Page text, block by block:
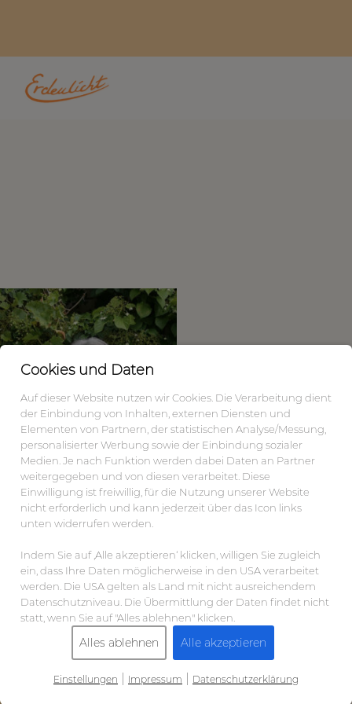
Cookies und Daten
Auf dieser Website nutzen wir Cookies. Die Verarbeitung dient
der Einbindung von Inhalten, externen Diensten und
Elementen von Partnern, der statistischen Analyse/Messung,
personalisierter Werbung sowie der Einbindung sozialer
Medien. Je nach Funktion werden dabei Daten an Partner
weitergegeben und von diesen verarbeitet. Diese
Einwilligung ist freiwillig, für die Nutzung unserer Website
nicht erforderlich und kann jederzeit über das Icon links
unten widerrufen werden.
Indem Sie auf ‚Alle akzeptieren‘ klicken, willigen Sie zugleich
ein, dass Ihre Daten möglicherweise in den USA verarbeitet
werden. Die USA gelten als Land mit nicht ausreichendem
Datenschutzniveau. Die Übermittlung der Daten findet nicht
statt, wenn Sie auf "Alles ablehnen" klicken.
Alles ablehnen Alle akzeptieren
Einstellungen | Impressum | Datenschutzerklärung